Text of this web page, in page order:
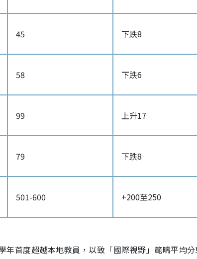
45 下跌8
58 下跌6
99 上升17
79 下跌8
501-600 +200至250
首度超越本地教員，以致「國際視野」範疇平均